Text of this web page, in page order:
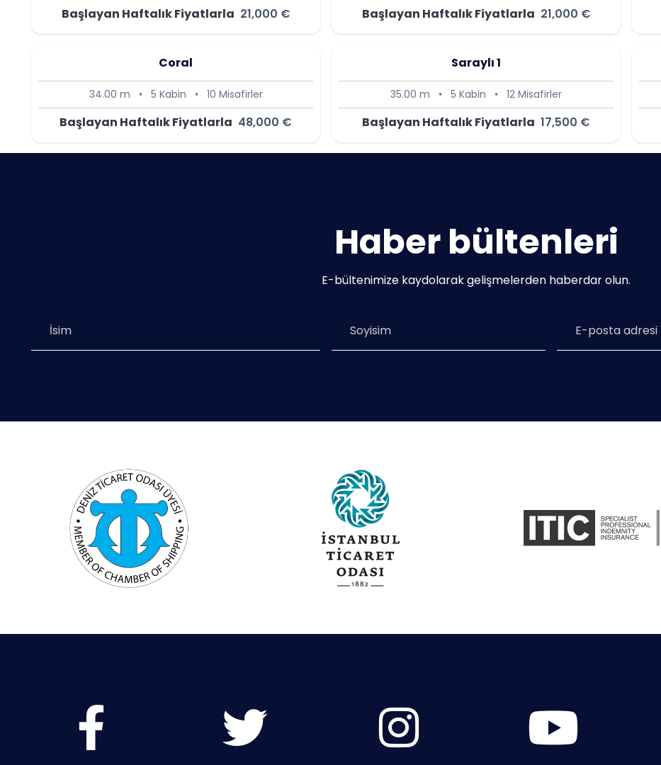
Başlayan Haftalık Fiyatlarla 21,000 € Başlayan Haftalık Fiyatlarla 21,000 €
Coral
34.00 m • 5 Kabin • 10 Misafirler
Başlayan Haftalık Fiyatlarla 48,000 €
Saraylı 1
35.00 m • 5 Kabin • 12 Misafirler
Başlayan Haftalık Fiyatlarla 17,500 €
Haber bültenleri
E-bültenimize kaydolarak gelişmelerden haberdar olun.